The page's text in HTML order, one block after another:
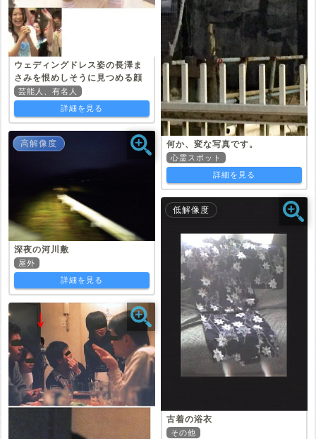
ウェディングドレス姿の長澤ま
さみを恨めしそうに見つめる顔
芸能人、有名人
詳細を見る
高解像度
深夜の河川敷
屋外
詳細を見る
何か、変な写真です。
心霊スポット
詳細を見る
低解像度
古着の浴衣
その他